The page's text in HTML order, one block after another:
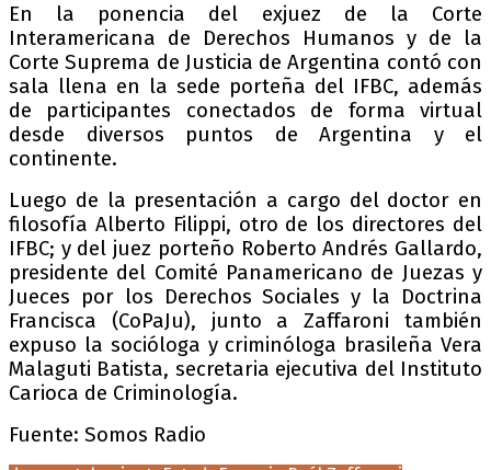
En la ponencia del exjuez de la Corte
Interamericana de Derechos Humanos y de la
Corte Suprema de Justicia de Argentina contó con
sala llena en la sede porteña del IFBC, además
de participantes conectados de forma virtual
desde diversos puntos de Argentina y el
continente.
Luego de la presentación a cargo del doctor en
filosofía Alberto Filippi, otro de los directores del
IFBC; y del juez porteño Roberto Andrés Gallardo,
presidente del Comité Panamericano de Juezas y
Jueces por los Derechos Sociales y la Doctrina
Francisca (CoPaJu), junto a Zaffaroni también
expuso la socióloga y criminóloga brasileña Vera
Malaguti Batista, secretaria ejecutiva del Instituto
Carioca de Criminología.
Fuente: Somos Radio